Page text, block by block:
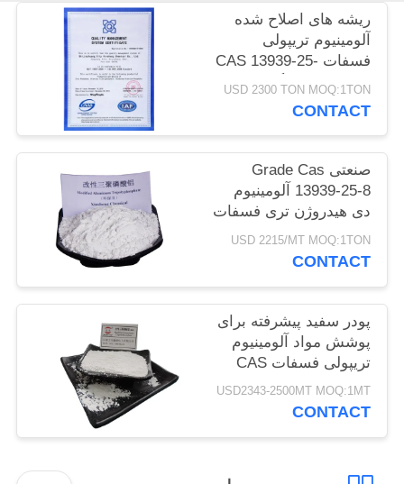
قول
نقشه
سایت
PRIVACY
POLICY
ریشه های اصلاح شده
آلومینیوم تریپولی
فسفات CAS 13939-25-
8 برای چسبندگی پوششUSD 2300 TON MOQ:1TON
CONTACT
صنعتی Grade Cas
13939-25-8 آلومینیوم
دی هیدروژن تری فسفات
USD 2215/MT MOQ:1TON
CONTACT
پودر سفید پیشرفته برای
پوشش مواد آلومینیوم
تریپولی فسفات CAS
13939-25-8
USD2343-2500MT MOQ:1MT
CONTACT